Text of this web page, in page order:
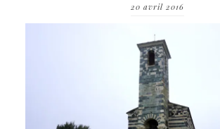
20 avril 2016